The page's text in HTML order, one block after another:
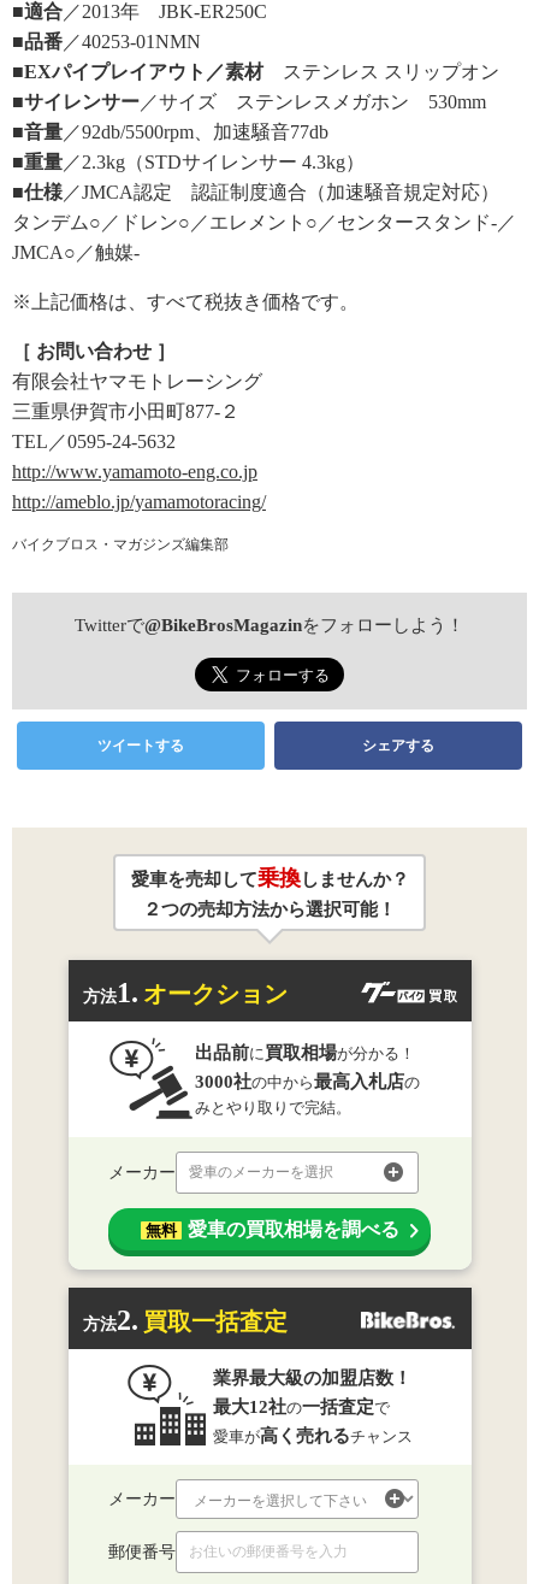
■適合 ／2013年 JBK-ER250C
■品番 ／40253-01NMN
■EXパイプレイアウト／素材
ステンレス スリップオン
■サイレンサー ／サイズ ステンレスメガホン 530mm
■音量 ／92db/5500rpm、加速騒音77db
■重量 ／2.3kg（STDサイレンサー 4.3kg）
■仕様 ／JMCA認定 認証制度適合（加速騒音規定対応）
タンデム○／ドレン○／エレメント○／センタースタンド-／
JMCA○／触媒-
※上記価格は、すべて税抜き価格です。
［ お問い合わせ ］
有限会社ヤマモトレーシング
三重県伊賀市小田町877-２
TEL／0595-24-5632
http://www.yamamoto-eng.co.jp
http://ameblo.jp/yamamotoracing/
バイクブロス・マガジンズ編集部
Twitterで@BikeBrosMagazinをフォローしよう！
ツイートする シェアする
愛車を売却して乗換しませんか？
２つの売却方法から選択可能！
方法1. オークション
出品前に買取相場が分かる！
3000社の中から最高入札店の
みとやり取りで完結。
メーカー 愛車のメーカーを選択
無料 愛車の買取相場を調べる
方法2. 買取一括査定
業界最大級の加盟店数！
最大12社の一括査定で
愛車が高く売れるチャンス
メーカー
郵便番号